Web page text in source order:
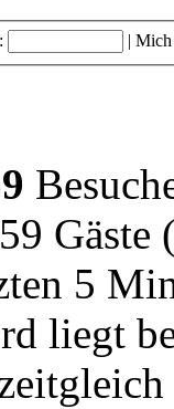
| Mich
Gäste
5
liegt